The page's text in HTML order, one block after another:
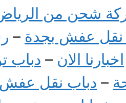
شحن من
نقل عفش بجدة –
اخبارنا الان – دباب
– دباب نقل